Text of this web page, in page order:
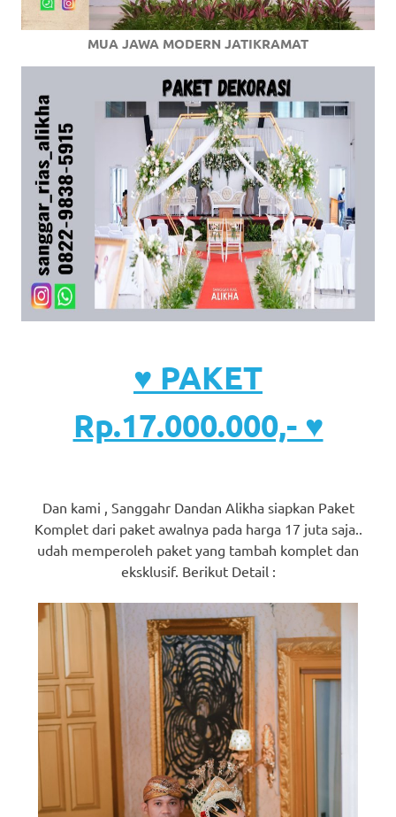
MUA JAWA MODERN JATIKRAMAT
♥ PAKET
Rp.17.000.000,- ♥
Dan kami , Sanggahr Dandan Alikha siapkan Paket
Komplet dari paket awalnya pada harga 17 juta saja..
udah memperoleh paket yang tambah komplet dan
eksklusif. Berikut Detail :